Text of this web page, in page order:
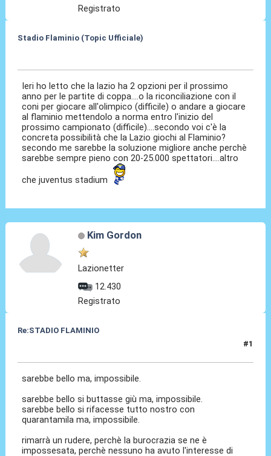
Registrato
Stadio Flaminio (Topic Ufficiale)
Ieri ho letto che la lazio ha 2 opzioni per il prossimo
anno per le partite di coppa....o la riconciliazione con il
coni per giocare all'olimpico (difficile) o andare a giocare
al flaminio mettendolo a norma entro l'inizio del
prossimo campionato (difficile)....secondo voi c'è la
concreta possibilità che la Lazio giochi al Flaminio?
secondo me sarebbe la soluzione migliore anche perchè
sarebbe sempre pieno con 20-25.000 spettatori....altro
che juventus stadium
Kim Gordon
Lazionetter
12.430
Registrato
Re:STADIO FLAMINIO
#1
sarebbe bello ma, impossibile.
sarebbe bello si buttasse giù ma, impossibile.
sarebbe bello si rifacesse tutto nostro con
quarantamila ma, impossibile.
rimarrà un rudere, perchè la burocrazia se ne è
impossesata, perchè nessuno ha avuto l'interesse di